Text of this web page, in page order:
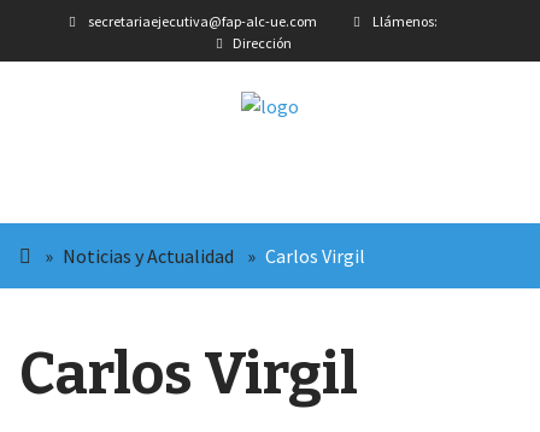
secretariaejecutiva@fap-alc-ue.com
Llámenos:
Dirección
» Noticias y Actualidad » Carlos Virgil
Carlos Virgil